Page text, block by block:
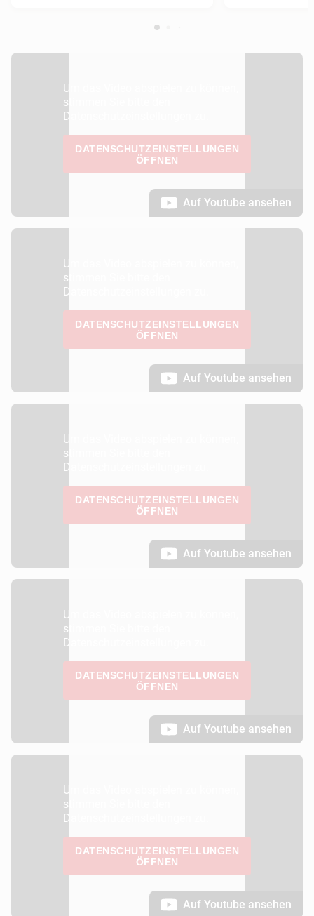
Um das Video abspielen zu können,
stimmen Sie bitte den
Datenschutzeinstellungen zu.
DATENSCHUTZEINSTELLUNGEN
ÖFFNEN
Auf Youtube ansehen
Um das Video abspielen zu können,
stimmen Sie bitte den
Datenschutzeinstellungen zu.
DATENSCHUTZEINSTELLUNGEN
ÖFFNEN
Auf Youtube ansehen
Um das Video abspielen zu können,
stimmen Sie bitte den
Datenschutzeinstellungen zu.
DATENSCHUTZEINSTELLUNGEN
ÖFFNEN
Auf Youtube ansehen
Um das Video abspielen zu können,
stimmen Sie bitte den
Datenschutzeinstellungen zu.
DATENSCHUTZEINSTELLUNGEN
ÖFFNEN
Auf Youtube ansehen
Um das Video abspielen zu können,
stimmen Sie bitte den
Datenschutzeinstellungen zu.
DATENSCHUTZEINSTELLUNGEN
ÖFFNEN
Auf Youtube ansehen